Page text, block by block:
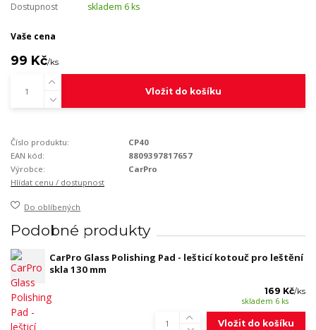
Dostupnost skladem 6 ks
Vaše cena
99 Kč/ks
Vložit do košíku
Číslo produktu:
CP40
EAN kód:
8809397817657
Výrobce:
CarPro
Hlídat cenu / dostupnost
Do oblíbených
Podobné produkty
CarPro Glass Polishing Pad - lešticí kotouč pro leštění
skla 130 mm
169 Kč/ks
skladem 6 ks
Vložit do košíku